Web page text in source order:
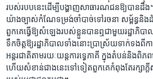
របស់​របប​នេះ​ដើម្បី​បង្ហាញ​សាធារណជន​ឱ្យ​បាន​ដឹង
យ៉ាង​ច្បាស់​កំណែ​ទម្រង់​ចាំបាច់​ទៅ​រចនា ​សម្ព័ន្ធ​និង​
ពួកគេ​ធ្វើ​ឱ្យ​សំឡេង​របស់​ខ្លួន​បាន​ឮ​ជាមួយរដ្ឋាភិ
ទឹកចិត្ត​ឱ្យ​រដ្ឋាភិបាល​ទាំងនោះ​ប្រាស្រ័យ​ទាក់ទង​ពី​ក
អន្តរជាតិ​តាម​រយៈ​យន្ត​ការ​ទ្វេភាគី​ ក្នុង​តំបន់​និង​ពិ
ហើយ​សំខាន់​ជាង​នេះ​ទៅទៀត​ពួកគេ​កំពុងតែ​រក្សា​ក្តី​